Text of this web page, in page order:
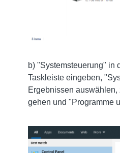
b) "Systemsteuerung" in
Taskleiste eingeben,
Ergebnissen
gehen und "Programme